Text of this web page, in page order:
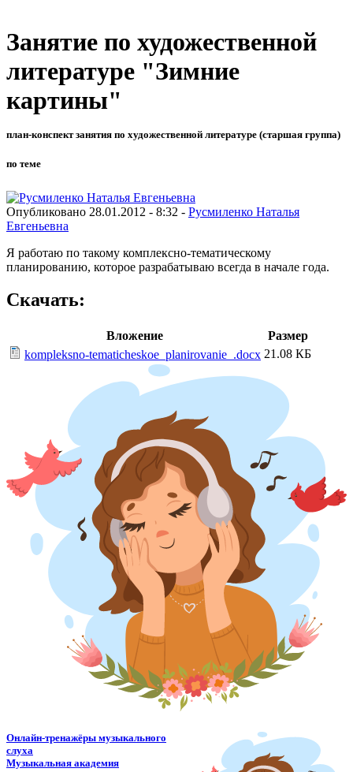
Занятие по художественной
литературе "Зимние
картины"
план-конспект занятия по художественной литературе (старшая группа)
по теме
Опубликовано 28.01.2012 - 8:32 - Русмиленко Наталья
Евгеньевна
Я работаю по такому комплексно-тематическому
планированию, которое разрабатываю всегда в начале года.
Скачать:
Вложение
Размер
kompleksno-tematicheskoe_planirovanie_.docx 21.08 КБ
Онлайн-тренажёры музыкального
слуха
Музыкальная академия